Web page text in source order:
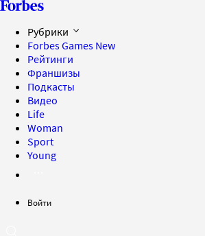
Рубрики
Forbes Games New
Рейтинги
Франшизы
Подкасты
Видео
Life
Woman
Sport
Young
Войти